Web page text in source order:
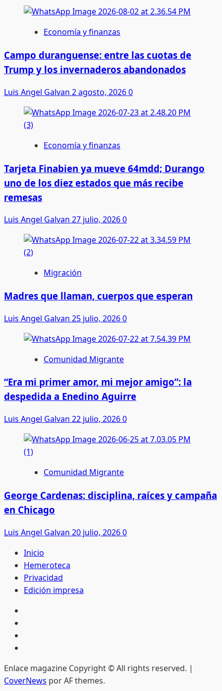
Economía y finanzas
Campo duranguense: entre las cuotas de
Trump y los invernaderos abandonados
Luis Angel Galvan 2 agosto, 20260
Economía y finanzas
Tarjeta Finabien ya mueve 64mdd; Durango
uno de los diez estados que más recibe
remesas
Luis Angel Galvan 27 julio, 20260
Migración
Madres que llaman, cuerpos que esperan
Luis Angel Galvan 25 julio, 20260
Comunidad Migrante
“Era mi primer amor, mi mejor amigo”: la
despedida a Enedino Aguirre
Luis Angel Galvan 22 julio, 20260
Comunidad Migrante
George Cardenas: disciplina, raíces y campaña
en Chicago
Luis Angel Galvan 20 julio, 20260
Inicio
Hemeroteca
Privacidad
Edición impresa
Enlace magazine Copyright © All rights reserved. |
CoverNews por AF themes.